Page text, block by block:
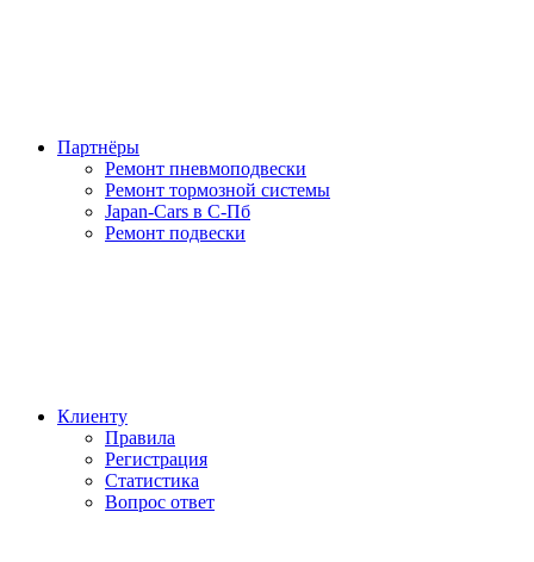
Партнёры
Ремонт пневмоподвески
Ремонт тормозной системы
Japan-Cars в С-Пб
Ремонт подвески
Клиенту
Правила
Регистрация
Статистика
Вопрос ответ